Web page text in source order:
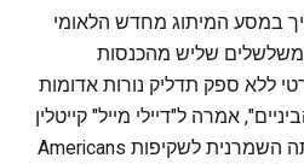
במסע המיתוג מחדש הלאומי
שליש מהכנסות
ללא ספק תדליק נורות אדומות
אמרה ל"דיילי מייל" קייטלין
סאת'רלנד, מנכ"לית העמותה השמרנית לשקיפות Americans